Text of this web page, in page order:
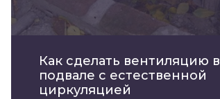
Как сделать вентиляцию в
подвале с естественной
циркуляцией